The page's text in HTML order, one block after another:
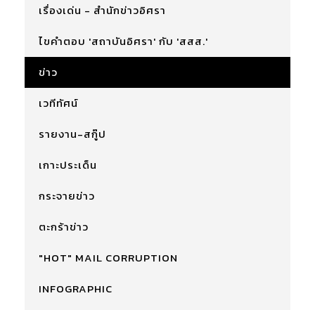
เรื่องเด่น - สำนักข่าวอิศรา
ไขคำตอบ 'สถาบันอิศรา' กับ 'สสส.'
ข่าว
เวทีทัศน์
รายงาน-สกู๊ป
เกาะประเด็น
กระจายข่าว
ตะกร้าข่าว
"HOT" MAIL CORRUPTION
INFOGRAPHIC